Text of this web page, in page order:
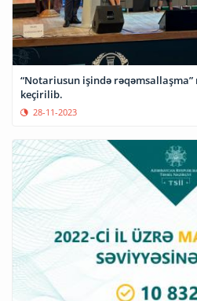
“Notariusun işində
keçirilib.
28-11-2023